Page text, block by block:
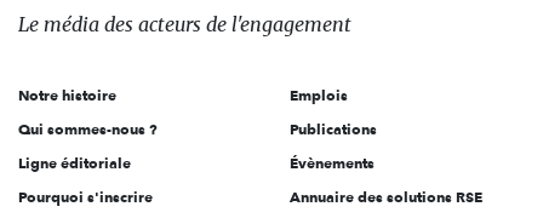
des
l'engagement
Le média des acteurs de l'engagement
Notre histoire
Qui sommes-nous ?
Ligne éditoriale
Pourquoi s'inscrire
Emplois
Publications
Évènements
Annuaire des solutions RSE